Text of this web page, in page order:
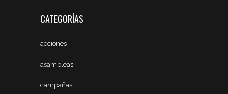
CATEGORÍAS
acciones
asambleas
campañas